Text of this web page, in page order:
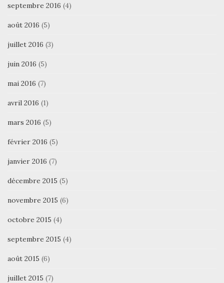
septembre 2016 (4)
août 2016 (5)
juillet 2016 (3)
juin 2016 (5)
mai 2016 (7)
avril 2016 (1)
mars 2016 (5)
février 2016 (5)
janvier 2016 (7)
décembre 2015 (5)
novembre 2015 (6)
octobre 2015 (4)
septembre 2015 (4)
août 2015 (6)
juillet 2015 (7)